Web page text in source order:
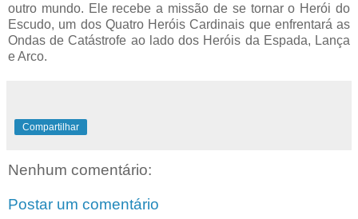
outro mundo. Ele recebe a missão de se tornar o Herói do
Escudo, um dos Quatro Heróis Cardinais que enfrentará as
Ondas de Catástrofe ao lado dos Heróis da Espada, Lança
e Arco.
Compartilhar
Nenhum comentário:
Postar um comentário